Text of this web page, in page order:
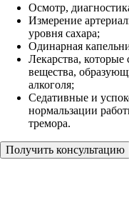
Осмотр,
Измерение
уровня сахара;
Одинарная
Лекарства,
вещества,
алкоголя;
Седативные и
нормальзации
тремора.
Получить консультацию